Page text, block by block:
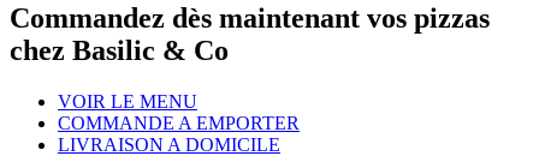
Commandez dès maintenant vos pizzas
chez Basilic & Co
VOIR LE MENU
COMMANDE A EMPORTER
LIVRAISON A DOMICILE